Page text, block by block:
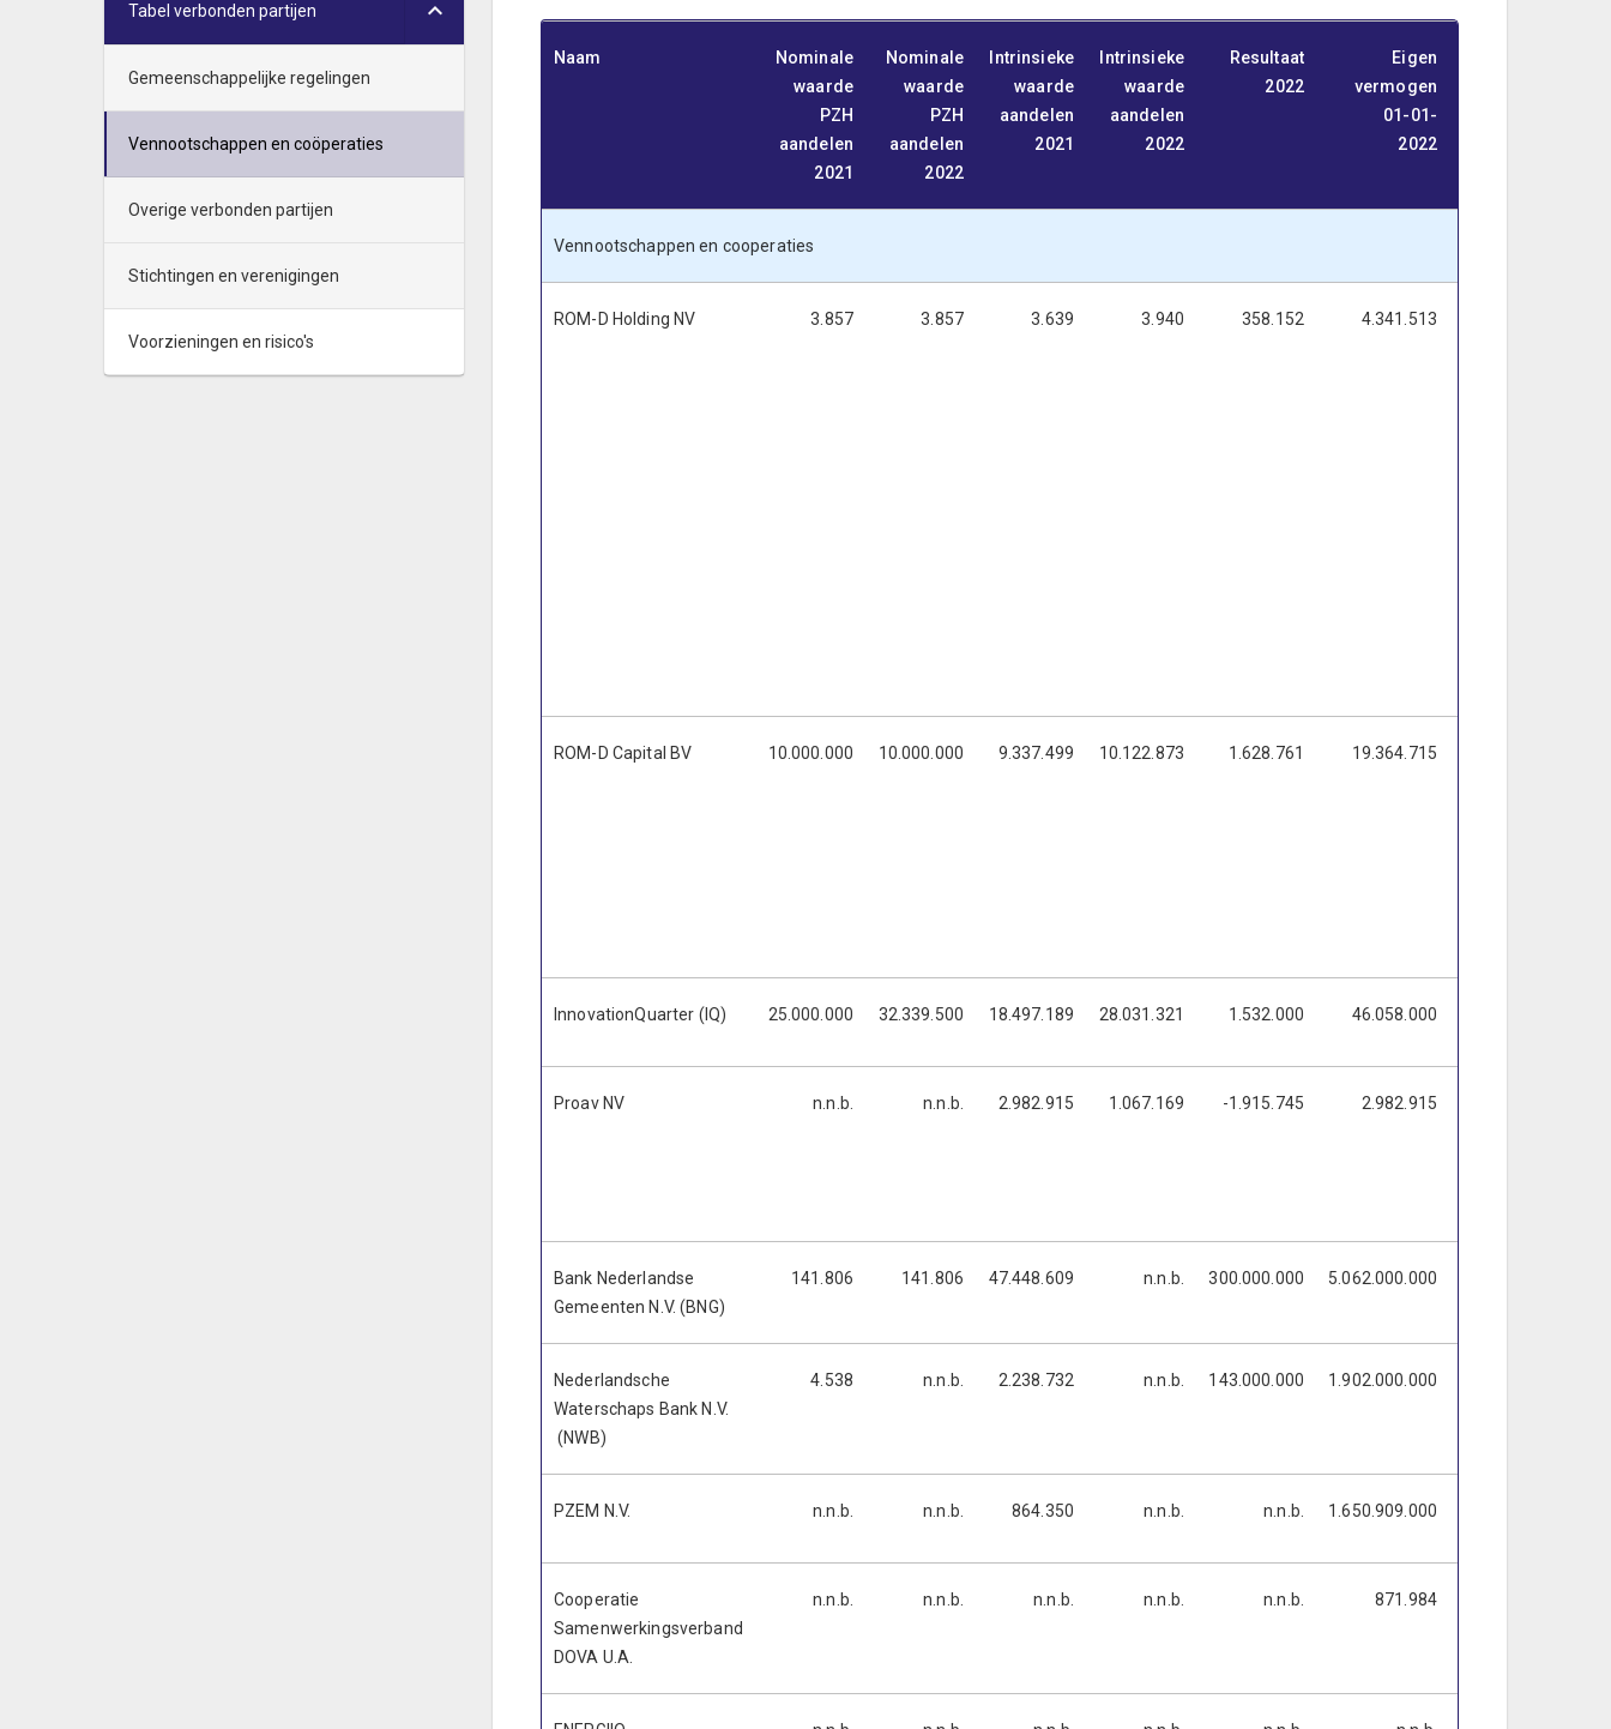
Tabel verbonden partijen
Gemeenschappelijke regelingen
Vennootschappen en coöperaties
Overige verbonden partijen
Stichtingen en verenigingen
Voorzieningen en risico's
Naam
Nominale
waarde
PZH
aandelen
2021
Nominale
waarde
PZH
aandelen
2022
Intrinsieke
waarde
aandelen
2021
Intrinsieke
waarde
aandelen
2022
Resultaat
2022
Eigen
vermogen
01-01-
2022
Vennootschappen en cooperaties
ROM-D Holding NV 3.857 3.857 3.639 3.940 358.152 4.341.513
ROM-D Capital BV 10.000.000 10.000.000 9.337.499 10.122.873 1.628.761 19.364.715
InnovationQuarter (IQ) 25.000.000 32.339.500 18.497.189 28.031.321 1.532.000 46.058.000
Proav NV n.n.b. n.n.b. 2.982.915 1.067.169 -1.915.745 2.982.915
Bank Nederlandse
Gemeenten N.V. (BNG)
141.806 141.806 47.448.609 n.n.b. 300.000.000 5.062.000.000
Nederlandsche
Waterschaps Bank N.V.
(NWB)
4.538 n.n.b. 2.238.732 n.n.b. 143.000.000 1.902.000.000
PZEM N.V. n.n.b. n.n.b. 864.350 n.n.b. n.n.b. 1.650.909.000
Cooperatie
Samenwerkingsverband
DOVA U.A.
n.n.b. n.n.b. n.n.b. n.n.b. n.n.b. 871.984